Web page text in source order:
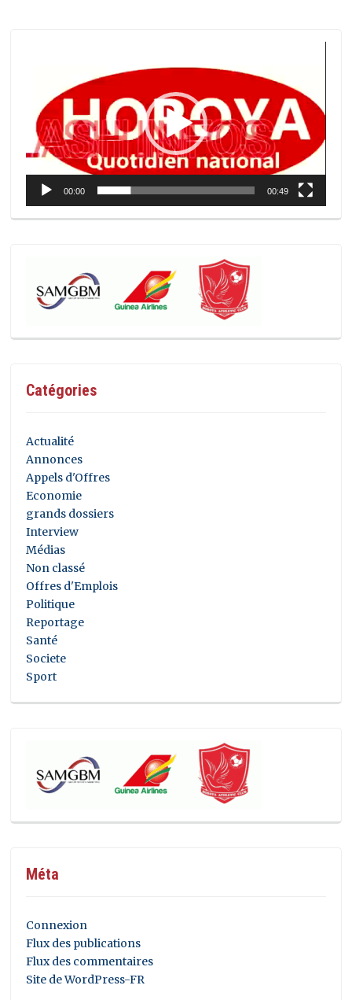
00:00 00:49
Catégories
Actualité
Annonces
Appels d'Offres
Economie
grands dossiers
Interview
Médias
Non classé
Offres d'Emplois
Politique
Reportage
Santé
Societe
Sport
Méta
Connexion
Flux des publications
Flux des commentaires
Site de WordPress-FR